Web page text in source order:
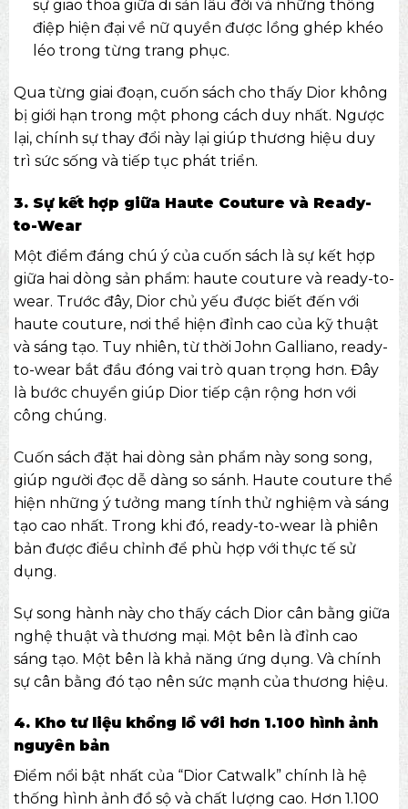
sự giao thoa giữa di sản lâu đời và những thông
điệp hiện đại về nữ quyền được lồng ghép khéo
léo trong từng trang phục.
Qua từng giai đoạn, cuốn sách cho thấy Dior không
bị giới hạn trong một phong cách duy nhất. Ngược
lại, chính sự thay đổi này lại giúp thương hiệu duy
trì sức sống và tiếp tục phát triển.
3. Sự kết hợp giữa Haute Couture và Ready-
to-Wear
Một điểm đáng chú ý của cuốn sách là sự kết hợp
giữa hai dòng sản phẩm: haute couture và ready-to-
wear. Trước đây, Dior chủ yếu được biết đến với
haute couture, nơi thể hiện đỉnh cao của kỹ thuật
và sáng tạo. Tuy nhiên, từ thời John Galliano, ready-
to-wear bắt đầu đóng vai trò quan trọng hơn. Đây
là bước chuyển giúp Dior tiếp cận rộng hơn với
công chúng.
Cuốn sách đặt hai dòng sản phẩm này song song,
giúp người đọc dễ dàng so sánh. Haute couture thể
hiện những ý tưởng mang tính thử nghiệm và sáng
tạo cao nhất. Trong khi đó, ready-to-wear là phiên
bản được điều chỉnh để phù hợp với thực tế sử
dụng.
Sự song hành này cho thấy cách Dior cân bằng giữa
nghệ thuật và thương mại. Một bên là đỉnh cao
sáng tạo. Một bên là khả năng ứng dụng. Và chính
sự cân bằng đó tạo nên sức mạnh của thương hiệu.
4. Kho tư liệu khổng lồ với hơn 1.100 hình ảnh
nguyên bản
Điểm nổi bật nhất của “Dior Catwalk” chính là hệ
thống hình ảnh đồ sộ và chất lượng cao. Hơn 1.100